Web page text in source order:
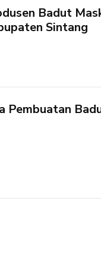
Badut
Sintang
Pembuatan